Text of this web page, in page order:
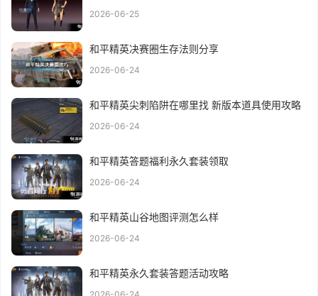
2026-06-25
和平精英决赛圈生存法则分享
2026-06-24
和平精英尖刺陷阱在哪里找 新版本道具使用攻略
2026-06-24
和平精英答题福利永久套装领取
2026-06-24
和平精英山谷地图评测怎么样
2026-06-24
和平精英永久套装答题活动攻略